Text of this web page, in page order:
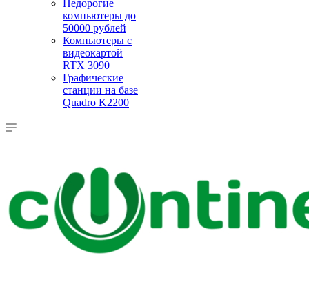
Недорогие
компьютеры до
50000 рублей
Компьютеры с
видеокартой
RTX 3090
Графические
станции на базе
Quadro K2200